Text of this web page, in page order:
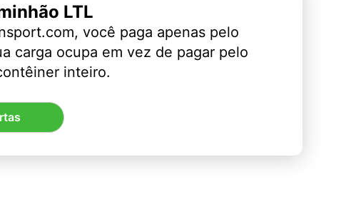
LTL
você paga apenas pelo
carga ocupa em vez de pagar pelo
inteiro.